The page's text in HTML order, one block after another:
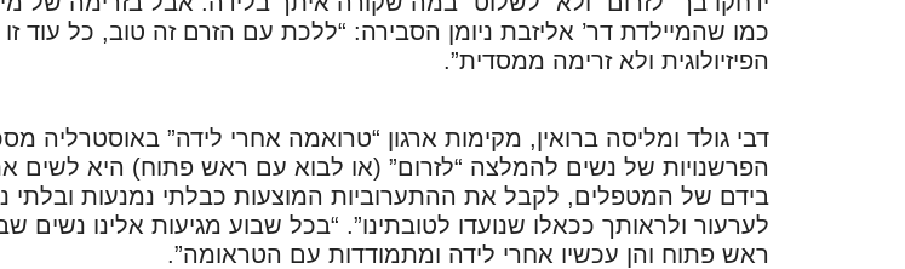
כמו שהמיילדת דר’ אליזבת ניומן הסבירה: “ללכת עם הזרם זה טוב, כל עוד
הפיזיולוגית ולא זרימה ממסדית”.
דבי גולד ומליסה ברואין, מקימות ארגון “טרואמה אחרי לידה” באוסטרליה
הפרשנויות של נשים להמלצה “לזרום” (או לבוא עם ראש פתוח) היא לשים
בידם של המטפלים, לקבל את ההתערוביות המוצעות כבלתי נמנעות ובלתי
לערעור ולראותך ככאלו שנועדו לטובתינו”. “בכל שבוע מגיעות אלינו נשים
ראש פתוח והן עכשיו אחרי לידה ומתמודדות עם הטראומה”.